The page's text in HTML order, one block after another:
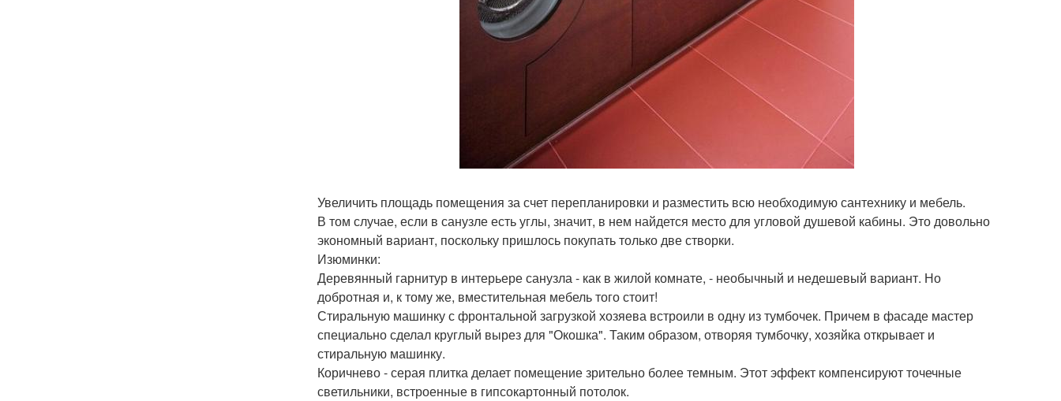
Увеличить площадь помещения за счет перепланировки и разместить всю необходимую сантехнику и мебель.
В том случае, если в санузле есть углы, значит, в нем найдется место для угловой душевой кабины. Это довольно
экономный вариант, поскольку пришлось покупать только две створки.
Изюминки:
Деревянный гарнитур в интерьере санузла - как в жилой комнате, - необычный и недешевый вариант. Но
добротная и, к тому же, вместительная мебель того стоит!
Стиральную машинку с фронтальной загрузкой хозяева встроили в одну из тумбочек. Причем в фасаде мастер
специально сделал круглый вырез для "Окошка". Таким образом, отворяя тумбочку, хозяйка открывает и
стиральную машинку.
Коричнево - серая плитка делает помещение зрительно более темным. Этот эффект компенсируют точечные
светильники, встроенные в гипсокартонный потолок.